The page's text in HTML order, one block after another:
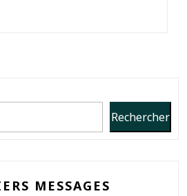
Rechercher
MESSAGES